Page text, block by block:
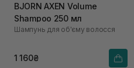
BJORN AXEN Volume
Shampoo 250 мл
Шампунь для об'єму волосся
1 160₴